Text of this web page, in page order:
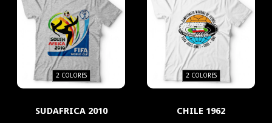
2 COLORES
SUDAFRICA 2010
2 COLORES
CHILE 1962